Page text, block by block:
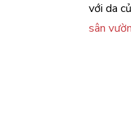
với da
sân